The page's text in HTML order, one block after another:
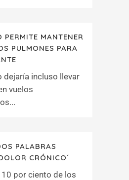
PERMITE MANTENER
PULMONES PARA
dejaría incluso llevar
vuelos
PALABRAS
CRÓNICO´
por ciento de los